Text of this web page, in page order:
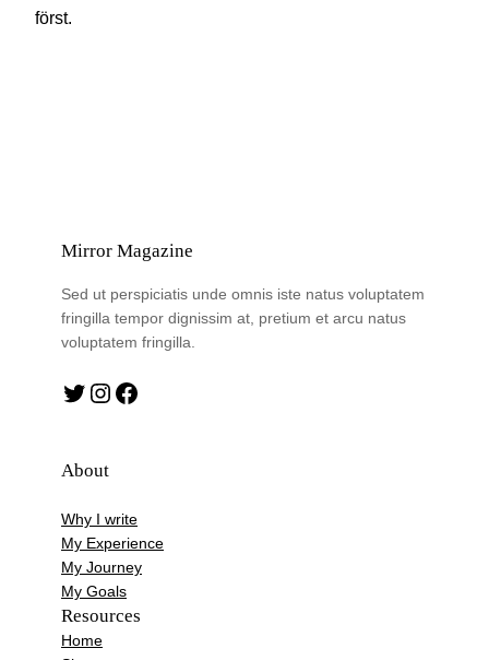
först.
Mirror Magazine
Sed ut perspiciatis unde omnis iste natus voluptatem
fringilla tempor dignissim at, pretium et arcu natus
voluptatem fringilla.
Twitter Instagram Facebook
About
Why I write
My Experience
My Journey
My Goals
Resources
Home